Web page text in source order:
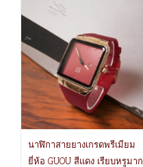
นาฬิกาสายยางเกรดพรีเมียม
ยี่ห้อ GUOU สีแดง เรียบหรูมาก